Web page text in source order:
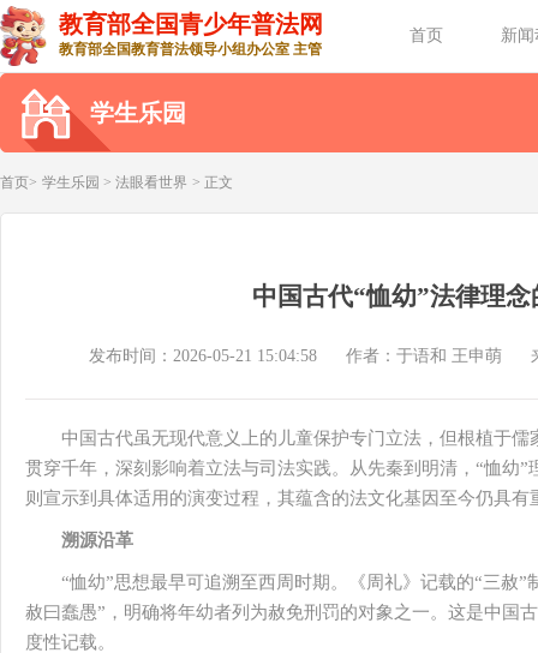
教育部全国青少年普法网
教育部全国教育普法领导小组办公室 主管
首页 新
学生乐园
首页> 学生乐园 > 法眼看世界 > 正文
中国古代“恤幼”法律理
发布时间：2026-05-21 15:04:58 作者：于语和 王申萌
中国古代虽无现代意义上的儿童保护专门立法，但根植于
贯穿千年，深刻影响着立法与司法实践。从先秦到明清，“恤幼
则宣示到具体适用的演变过程，其蕴含的法文化基因至今仍具有
溯源沿革
“恤幼”思想最早可追溯至西周时期。《周礼》记载的“三赦
赦曰蠢愚”，明确将年幼者列为赦免刑罚的对象之一。这是中国
度性记载。